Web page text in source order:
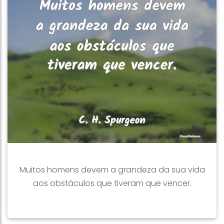
Muitos homens devem a grandeza da sua vida
aos obstáculos que tiveram que vencer.